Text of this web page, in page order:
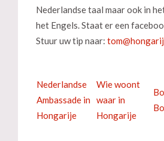
Nederlandse taal maar ook in
het Engels. Staat er een
Stuur uw tip naar:
Nederlandse
Ambassade in
Hongarije
Wie woont
waar in
Hongarije